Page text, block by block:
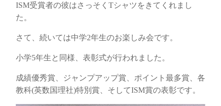
ISM受賞者の彼はさっそくTシャツをきてくれまし
た。
さて、続いては中学2年生のお楽しみ会です。
小学5年生と同様、表彰式が行われました。
成績優秀賞、ジャンプアップ賞、ポイント最多賞、各
教科(英数国理社)特別賞、そしてISM賞の表彰です。